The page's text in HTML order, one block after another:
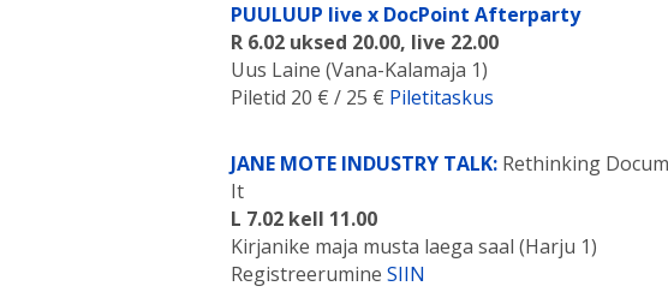
PUULUUP live x DocPoint Afterparty
R 6.02 uksed 20.00, live 22.00
Uus Laine (Vana-Kalamaja 1)
Piletid 20 € / 25 € Piletitaskus
JANE MOTE INDUSTRY TALK: Rethinking
It
L 7.02 kell 11.00
Kirjanike maja musta laega saal (Harju 1)
Registreerumine SIIN